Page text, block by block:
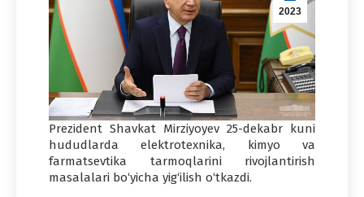
2023
Prezident Shavkat Mirziyoyev 25-dekabr kuni
hududlarda elektrotexnika, kimyo va
farmatsevtika tarmoqlarini rivojlantirish
masalalari bo‘yicha yig‘ilish o‘tkazdi.